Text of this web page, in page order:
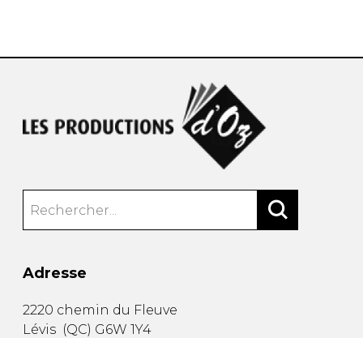
Adresse
2220 chemin du Fleuve
Lévis (QC) G6W 1Y4